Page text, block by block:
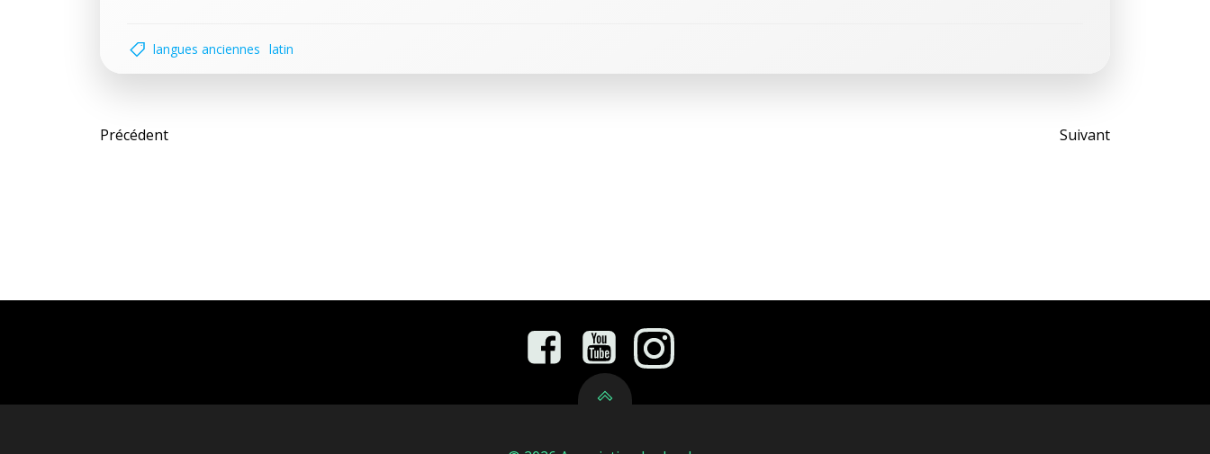
langues anciennes latin
Post
Précédent
Post
Suivant